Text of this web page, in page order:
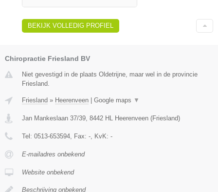
BEKIJK VOLLEDIG PROFIEL
Chiropractie Friesland BV
Niet gevestigd in de plaats Oldetrijne, maar wel in de provincie
Friesland.
Friesland » Heerenveen | Google maps ▼
Jan Mankeslaan 37/39 8442 HL Heerenveen (Friesland)
Tel: 0513-653594 , Fax: - , KvK: -
E-mailadres onbekend
Website onbekend
Beschrijving onbekend